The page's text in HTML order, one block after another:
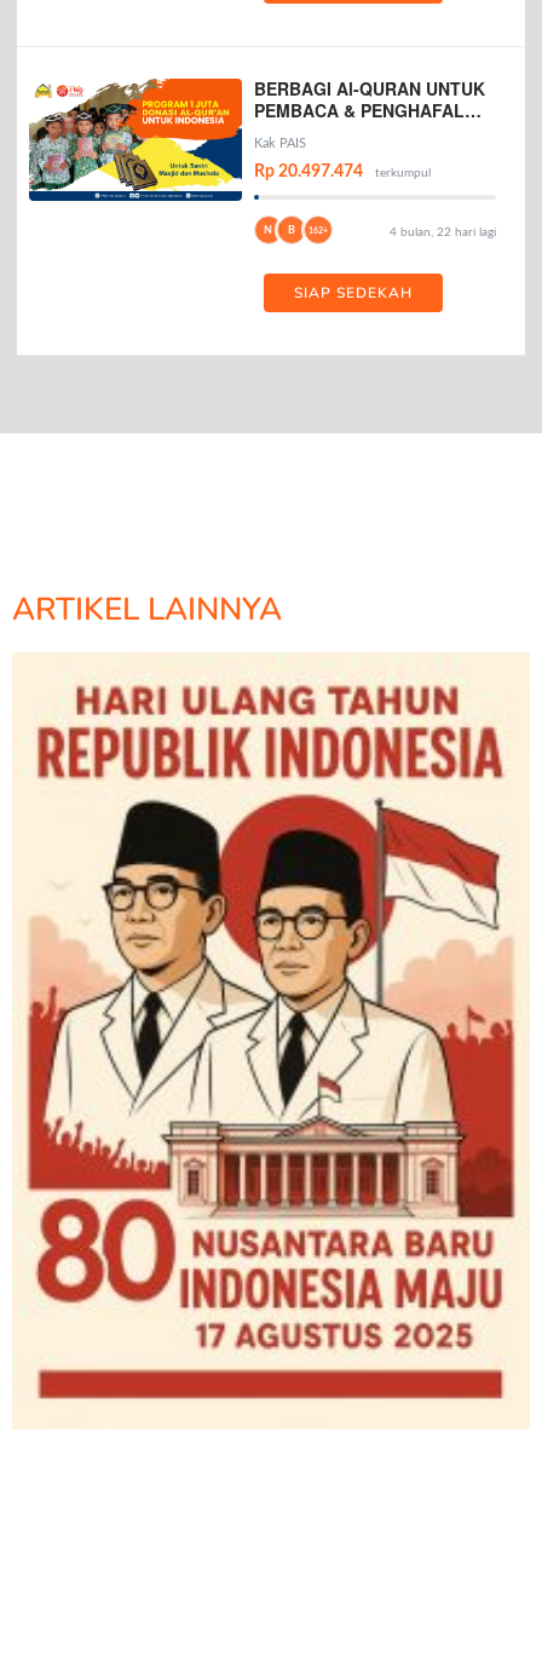
BERBAGI Al-QURAN UNTUK
PEMBACA & PENGHAFAL
AL-QURAN
Kak PAIS
Rp 20.497.474 terkumpul
N B 162+ 4 bulan, 22 hari lagi
SIAP SEDEKAH
ARTIKEL LAINNYA